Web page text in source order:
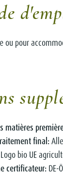
ou pour
matières
final:
bio UE
certificateur: DE-